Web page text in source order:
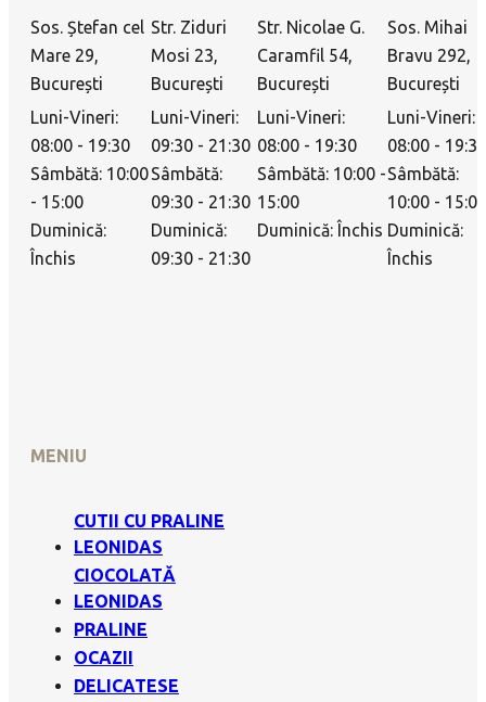
Sos. Ștefan cel
Mare 29,
București
Luni-Vineri:
08:00 - 19:30
Sâmbătă: 10:00
- 15:00
Duminică:
Închis
Str. Ziduri
Mosi 23,
București
Luni-Vineri:
09:30 - 21:30
Sâmbătă:
09:30 - 21:30
Duminică:
09:30 - 21:30
Str. Nicolae G.
Caramfil 54,
București
Luni-Vineri:
08:00 - 19:30
Sâmbătă: 10:00 -
15:00
Duminică: Închis
Sos. Mihai
Bravu 292,
București
Luni-Vineri:
08:00 - 19:30
Sâmbătă:
10:00 - 15:00
Duminică:
Închis
MENIU
CUTII CU PRALINE
LEONIDAS
CIOCOLATĂ
LEONIDAS
PRALINE
OCAZII
DELICATESE